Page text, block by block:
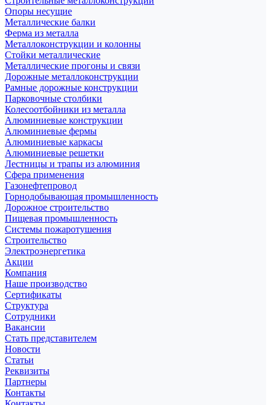
Опоры несущие
Металлические балки
Ферма из металла
Металлоконструкции и колонны
Стойки металлические
Металлические прогоны и связи
Дорожные металлоконструкции
Рамные дорожные конструкции
Парковочные столбики
Колесоотбойники из металла
Алюминиевые конструкции
Алюминиевые фермы
Алюминиевые каркасы
Алюминиевые решетки
Лестницы и трапы из алюминия
Сфера применения
Газонефтепровод
Горнодобывающая промышленность
Дорожное строительство
Пищевая промышленность
Системы пожаротушения
Строительство
Электроэнергетика
Акции
Компания
Наше производство
Сертификаты
Структура
Сотрудники
Вакансии
Стать представителем
Новости
Статьи
Реквизиты
Партнеры
Контакты